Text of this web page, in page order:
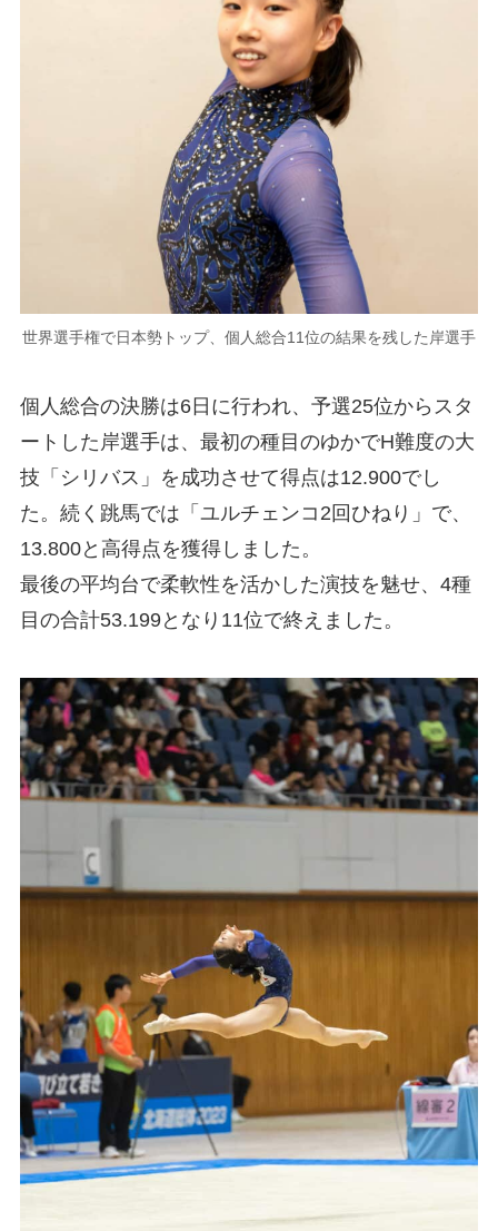
世界選手権で日本勢トップ、個人総合11位の結果を残した岸選手
個人総合の決勝は6日に行われ、予選25位からスタ
ートした岸選手は、最初の種目のゆかでH難度の大
技「シリバス」を成功させて得点は12.900でし
た。続く跳馬では「ユルチェンコ2回ひねり」で、
13.800と高得点を獲得しました。
最後の平均台で柔軟性を活かした演技を魅せ、4種
目の合計53.199となり11位で終えました。